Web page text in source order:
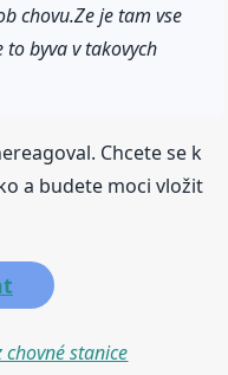
chovu.Ze je tam vse
byva v takovych
Chcete se k
a budete moci vložit
chovné stanice